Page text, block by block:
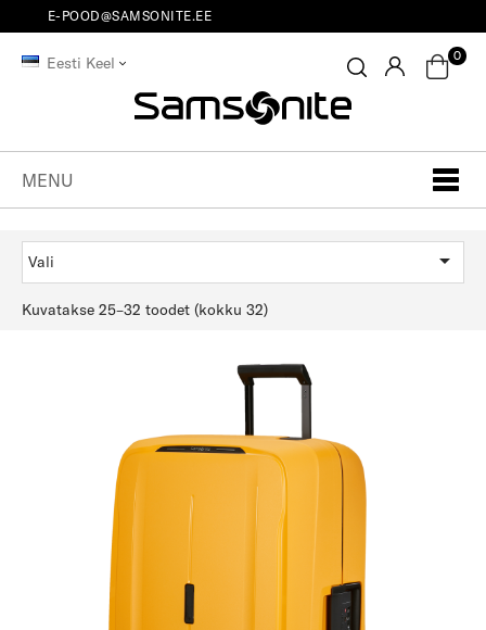
E-POOD@SAMSONITE.EE
Eesti Keel 0
MENU
Vali 
Kuvatakse 25–32 toodet (kokku 32)